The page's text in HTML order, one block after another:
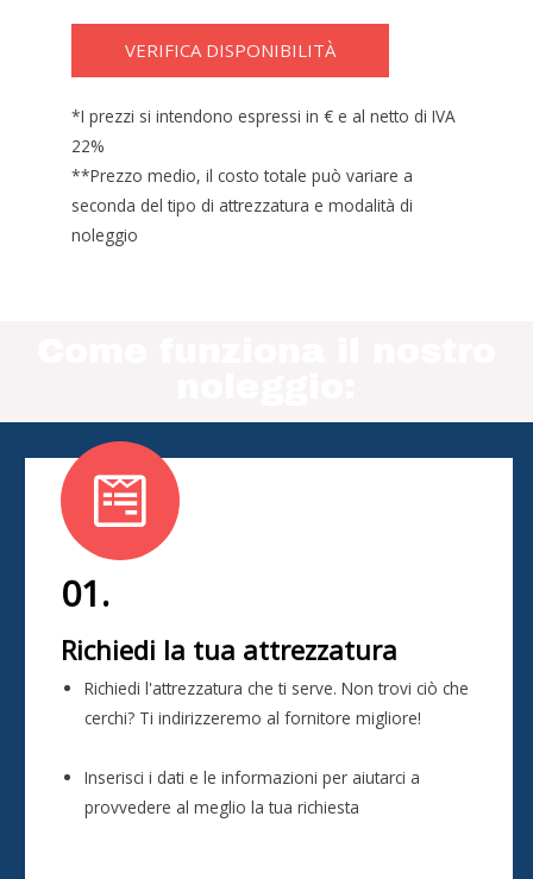
VERIFICA DISPONIBILITÀ
*I prezzi si intendono espressi in € e al netto di IVA
22%
**Prezzo medio, il costo totale può variare a
seconda del tipo di attrezzatura e modalità di
noleggio
01.
Richiedi la tua attrezzatura
Richiedi l'attrezzatura che ti serve. Non trovi ciò che
cerchi? Ti indirizzeremo al fornitore migliore!
Inserisci i dati e le informazioni per aiutarci a
provvedere al meglio la tua richiesta